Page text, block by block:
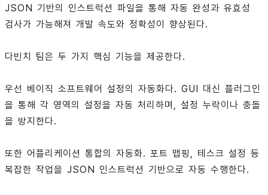
JSON 기반의 인스트럭션 파일을 통해 자동 완성과 유효성
검사가 가능해져 개발 속도와 정확성이 향상된다.
다빈치 팀은 두 가지 핵심 기능을 제공한다.
우선 베이직 소프트웨어 설정의 자동화다. GUI 대신 플러그인
을 통해 각 영역의 설정을 자동 처리하며, 설정 누락이나 충돌
을 방지한다.
또한 어플리케이션 통합의 자동화. 포트 맵핑, 테스크 설정 등
복잡한 작업을 JSON 인스트럭션 기반으로 자동 수행한다.